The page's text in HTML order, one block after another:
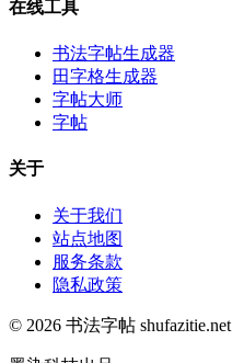
在线工具
书法字帖生成器
田字格生成器
字帖大师
字帖
关于
关于我们
站点地图
服务条款
隐私政策
© 2026 书法字帖 shufazitie.net